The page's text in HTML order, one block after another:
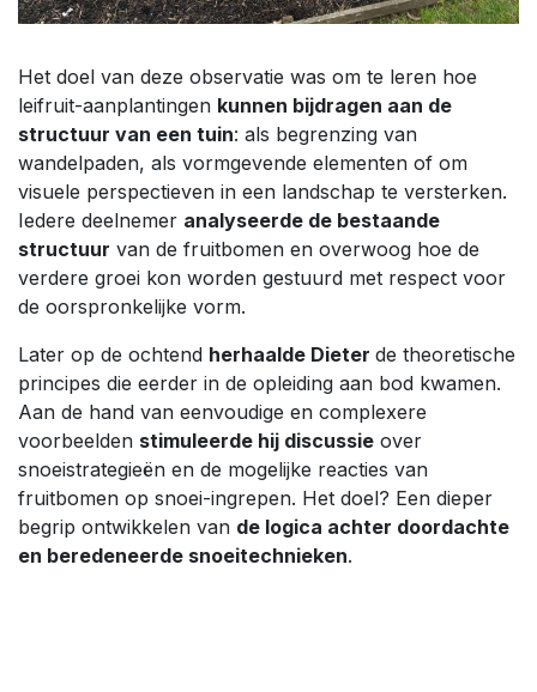
Het doel van deze observatie was om te leren hoe
leifruit-aanplantingen kunnen bijdragen aan de
structuur van een tuin: als begrenzing van
wandelpaden, als vormgevende elementen of om
visuele perspectieven in een landschap te versterken.
Iedere deelnemer analyseerde de bestaande
structuur van de fruitbomen en overwoog hoe de
verdere groei kon worden gestuurd met respect voor
de oorspronkelijke vorm.
Later op de ochtend herhaalde Dieter de theoretische
principes die eerder in de opleiding aan bod kwamen.
Aan de hand van eenvoudige en complexere
voorbeelden stimuleerde hij discussie over
snoeistrategieën en de mogelijke reacties van
fruitbomen op snoei-ingrepen. Het doel? Een dieper
begrip ontwikkelen van de logica achter doordachte
en beredeneerde snoeitechnieken.